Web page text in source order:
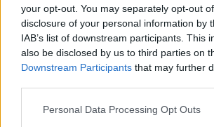
your opt-out. You may separately opt-out
disclosure of your personal information by
IAB’s list of downstream participants. This
also be disclosed by us to third parties on
Downstream Participants that may further
Please note that this website/app uses one
Personal Data Processing Opt Outs
Ostatní| Ski Classics
Biatlonistka Davidová